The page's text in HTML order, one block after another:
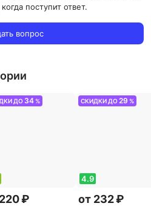
поступит ответ.
вопрос
ДО 34 %
₽
СКИДКИ ДО29 %
4.9
от 232 ₽